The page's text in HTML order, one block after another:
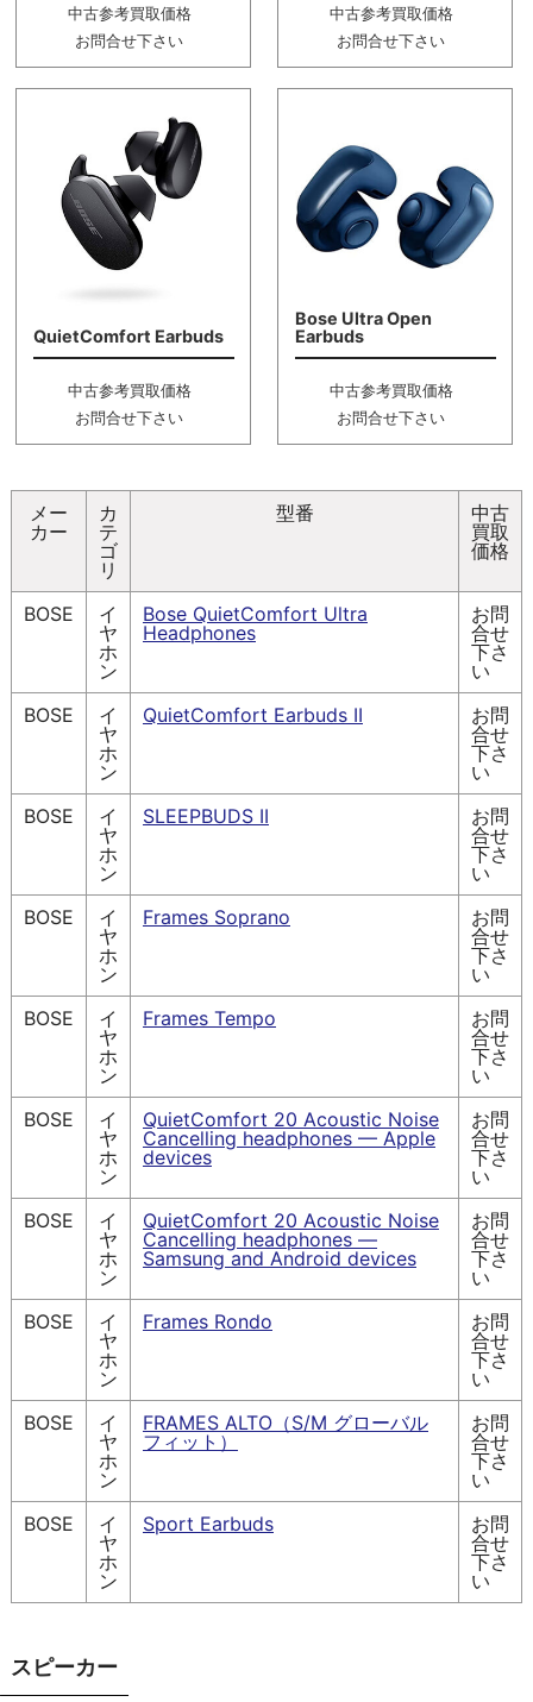
中古参考買取価格
お問合せ下さい
中古参考買取価格
お問合せ下さい
QuietComfort Earbuds
中古参考買取価格
お問合せ下さい
Bose Ultra Open
Earbuds
中古参考買取価格
お問合せ下さい
メー
カー
カ
テ
ゴ
リ
型番
中古
買取
価格
BOSE
イ
ヤ
ホ
ン
Bose QuietComfort Ultra
Headphones
お問
合せ
下さ
い
BOSE
イ
ヤ
ホ
ン
QuietComfort Earbuds II
お問
合せ
下さ
い
BOSE
イ
ヤ
ホ
ン
SLEEPBUDS II
お問
合せ
下さ
い
BOSE
イ
ヤ
ホ
ン
Frames Soprano
お問
合せ
下さ
い
BOSE
イ
ヤ
ホ
ン
Frames Tempo
お問
合せ
下さ
い
BOSE
イ
ヤ
ホ
ン
QuietComfort 20 Acoustic Noise
Cancelling headphones — Apple
devices
お問
合せ
下さ
い
BOSE
イ
ヤ
ホ
ン
QuietComfort 20 Acoustic Noise
Cancelling headphones —
Samsung and Android devices
お問
合せ
下さ
い
BOSE
イ
ヤ
ホ
ン
Frames Rondo
お問
合せ
下さ
い
BOSE
イ
ヤ
ホ
ン
FRAMES ALTO（S/M グローバル
フィット）
お問
合せ
下さ
い
BOSE
イ
ヤ
ホ
ン
Sport Earbuds
お問
合せ
下さ
い
スピーカー